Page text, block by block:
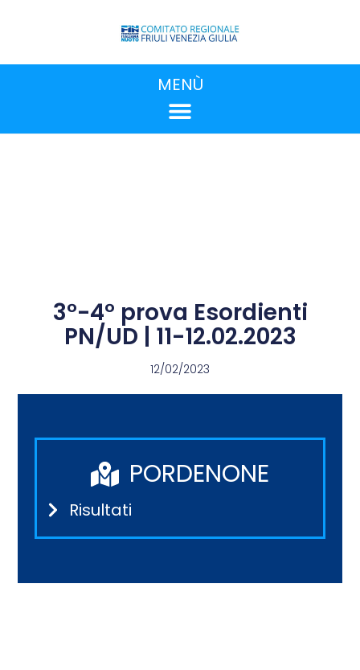
MENÙ
3°-4° prova Esordienti
PN/UD | 11-12.02.2023
12/02/2023
PORDENONE
Risultati